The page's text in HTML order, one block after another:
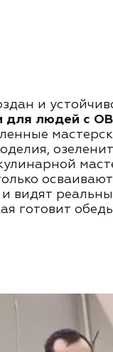
и
для людей с
видят
готовит